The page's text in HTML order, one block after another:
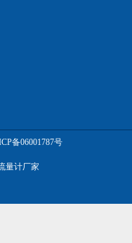
备06001787号
量计厂家